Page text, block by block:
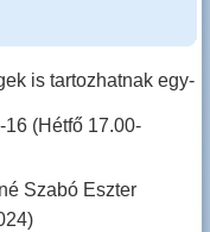
is tartozhatnak egy-
16 (Hétfő 17.00-
Szabó Eszter